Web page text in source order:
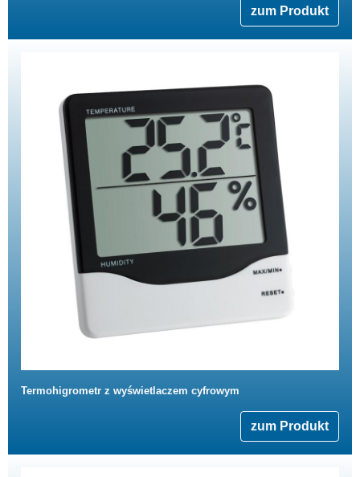
zum Produkt
Termohigrometr z wyświetlaczem cyfrowym
zum Produkt